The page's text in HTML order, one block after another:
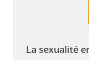
La sexualité